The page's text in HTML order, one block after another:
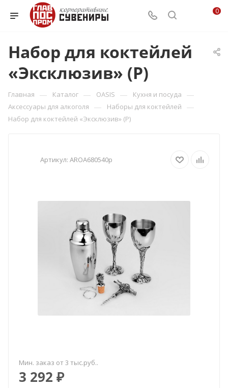
0
Набор для коктейлей
«Эксклюзив» (Р)
Главная — Каталог — OASIS — Кухня и посуда —
Аксессуары для алкоголя — Наборы для коктейлей —
Набор для коктейлей «Эксклюзив» (Р)
Артикул: AROA680540p
Мин. заказ от 3 тыс.руб..
3 292 ₽